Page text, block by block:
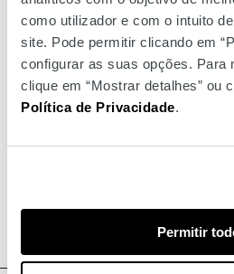
como utilizador e com o intuito
site. Pode permitir clicando em
configurar as suas opções. Para
clique em “Mostrar detalhes” ou
Política de Privacidade.
Permitir